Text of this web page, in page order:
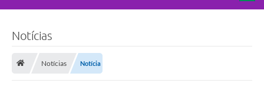
Notícias
Notícias Notícia